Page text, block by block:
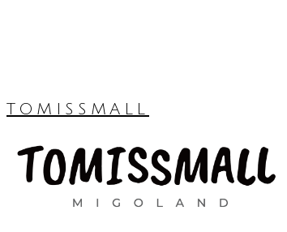
TOMISSMALL